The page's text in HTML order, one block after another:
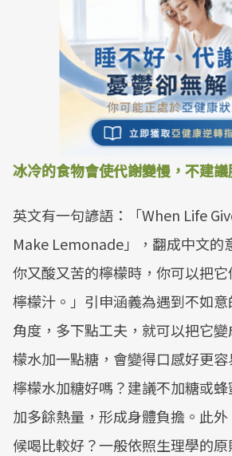
冰冷的食物會使代謝變慢，不建
英文有一句諺語：「When Life
Make Lemonade」，翻成中文的
你又酸又苦的檸檬時，你可以把
檸檬汁。」引申涵義為遇到不如
角度，多下點工夫，就可以把它
檬水加一點糖，會變得口感好更
檸檬水加糖好嗎？建議不加糖或
加多餘熱量，形成身體負擔。此
候喝比較好？一般依照生理學的